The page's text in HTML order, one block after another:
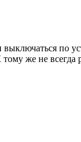
выключаться
же не